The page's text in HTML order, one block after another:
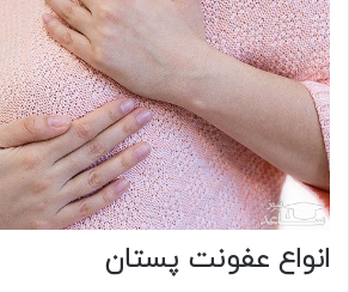
انواع عفونت پستان